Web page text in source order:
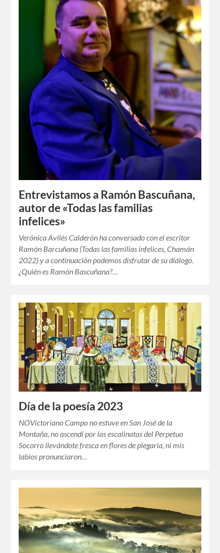
Entrevistamos a Ramón Bascuñana,
autor de «Todas las familias
infelices»
Verónica Avilés Calderón ha conversado con el escritor
Ramón Barcuñana (Todas las familias infelices, Chamán
2022) y a continuación podemos disfrutar de su diálogo.
¿Quién es Ramón Bascuñana?…
Día de la poesía 2023
NOVictoriano Campo no estuve en San José de la
Montaña, no ascendí por las escalinatas del Perpetuo
Socorro llevándote fresca en flores de plegaria, ni mis
labios pronunciaron…